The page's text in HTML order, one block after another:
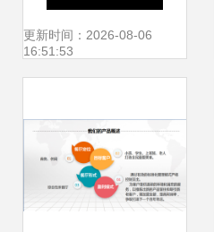
高品质食堂承包与
更新时间：2026-08-06
16:51:53